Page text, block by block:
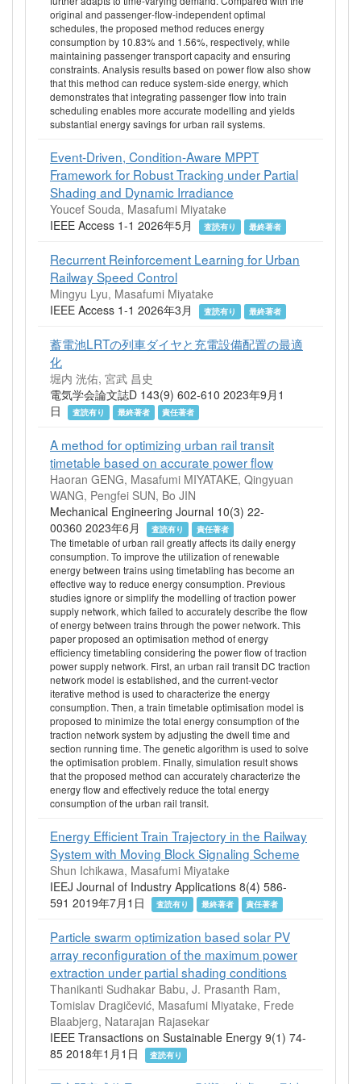
original and passenger‐flow‐independent optimal
schedules, the proposed method reduces energy
consumption by 10.83% and 1.56%, respectively, while
maintaining passenger transport capacity and ensuring
constraints. Analysis results based on power flow also show
that this method can reduce system‐side energy, which
demonstrates that integrating passenger flow into train
scheduling enables more accurate modelling and yields
substantial energy savings for urban rail systems.
Event-Driven, Condition-Aware MPPT
Framework for Robust Tracking under Partial
Shading and Dynamic Irradiance
Youcef Souda, Masafumi Miyatake
IEEE Access 1-1 2026年5月
査読有り 最終著者
Recurrent Reinforcement Learning for Urban
Railway Speed Control
Mingyu Lyu, Masafumi Miyatake
IEEE Access 1-1 2026年3月
査読有り 最終著者
蓄電池LRTの列車ダイヤと充電設備配置の最適
化
堀内 洸佑, 宮武 昌史
電気学会論文誌D 143(9) 602-610 2023年9月1
日
査読有り 最終著者 責任著者
A method for optimizing urban rail transit
timetable based on accurate power flow
Haoran GENG, Masafumi MIYATAKE, Qingyuan
WANG, Pengfei SUN, Bo JIN
Mechanical Engineering Journal 10(3) 22-
00360 2023年6月
査読有り 責任著者
The timetable of urban rail greatly affects its daily energy
consumption. To improve the utilization of renewable
energy between trains using timetabling has become an
effective way to reduce energy consumption. Previous
studies ignore or simplify the modelling of traction power
supply network, which failed to accurately describe the flow
of energy between trains through the power network. This
paper proposed an optimisation method of energy
efficiency timetabling considering the power flow of traction
power supply network. First, an urban rail transit DC traction
network model is established, and the current-vector
iterative method is used to characterize the energy
consumption. Then, a train timetable optimisation model is
proposed to minimize the total energy consumption of the
traction network system by adjusting the dwell time and
section running time. The genetic algorithm is used to solve
the optimisation problem. Finally, simulation result shows
that the proposed method can accurately characterize the
energy flow and effectively reduce the total energy
consumption of the urban rail transit.
Energy Efficient Train Trajectory in the Railway
System with Moving Block Signaling Scheme
Shun Ichikawa, Masafumi Miyatake
IEEJ Journal of Industry Applications 8(4) 586-
591 2019年7月1日
査読有り 最終著者 責任著者
Particle swarm optimization based solar PV
array reconfiguration of the maximum power
extraction under partial shading conditions
Thanikanti Sudhakar Babu, J. Prasanth Ram,
Tomislav Dragičević, Masafumi Miyatake, Frede
Blaabjerg, Natarajan Rajasekar
IEEE Transactions on Sustainable Energy 9(1) 74-
85 2018年1月1日
査読有り